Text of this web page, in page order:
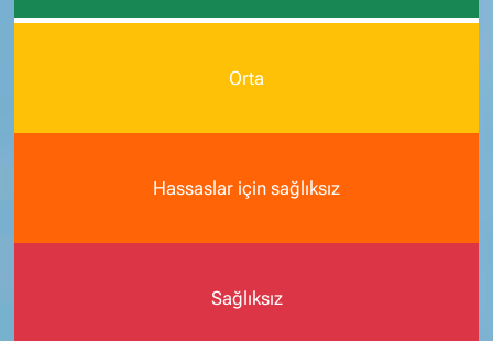
Orta
Hassaslar için sağlıksız
Sağlıksız